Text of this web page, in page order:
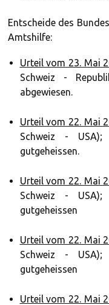
Entscheide des
Amtshilfe:
Urteil vom 23. Mai
Schweiz -
abgewiesen.
Urteil vom 22. Mai
Schweiz - USA);
gutgeheissen.
Urteil vom 22. Mai
Schweiz - USA);
gutgeheissen
Urteil vom 22. Mai
Schweiz - USA);
gutgeheissen
Urteil vom 22. Mai